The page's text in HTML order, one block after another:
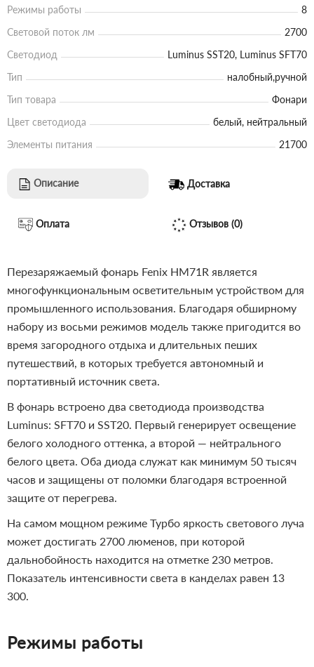
Режимы работы
8
Световой поток лм
2700
Светодиод
Luminus SST20, Luminus SFT70
Тип
налобный,ручной
Тип товара
Фонари
Цвет светодиода
белый, нейтральный
Элементы питания
21700
Описание Доставка
Оплата Отзывов (0)
Перезаряжаемый фонарь Fenix HM71R является
многофункциональным осветительным устройством для
промышленного использования. Благодаря обширному
набору из восьми режимов модель также пригодится во
время загородного отдыха и длительных пеших
путешествий, в которых требуется автономный и
портативный источник света.
В фонарь встроено два светодиода производства
Luminus: SFT70 и SST20. Первый генерирует освещение
белого холодного оттенка, а второй — нейтрального
белого цвета. Оба диода служат как минимум 50 тысяч
часов и защищены от поломки благодаря встроенной
защите от перегрева.
На самом мощном режиме Турбо яркость светового луча
может достигать 2700 люменов, при которой
дальнобойность находится на отметке 230 метров.
Показатель интенсивности света в канделах равен 13
300.
Режимы работы